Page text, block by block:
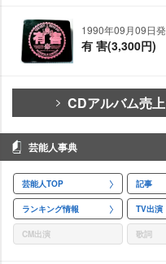
1990年09月09日
有 害(3,300円)
CDアルバム売
芸能人事典
芸能人TOP 記事
ランキング情報 TV出演
CM出演 歌詞